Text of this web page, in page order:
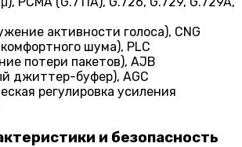
активности голоса), CNG
шума), PLC
потери пакетов), AJB
джиттер-буфер), AGC
регулировка усиления
и безопасность